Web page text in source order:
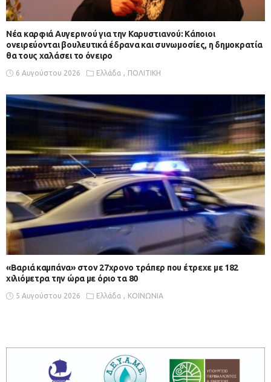
Νέα καρφιά Αυγερινού για την Καρυστιανού: Kάποιοι
ονειρεύονται βουλευτικά έδρανα και συνωμοσίες, η δημοκρατία
θα τους χαλάσει το όνειρο
6 Αυγούστου 2026 Ελλάδα ΠΟΛΙΤΙΚΗ
«Βαριά καμπάνα» στον 27χρονο τράπερ που έτρεχε με 182
χιλιόμετρα την ώρα με όριο τα 80
5 Αυγούστου 2026 Ελλάδα ΚΟΙΝΩΝΙΑ